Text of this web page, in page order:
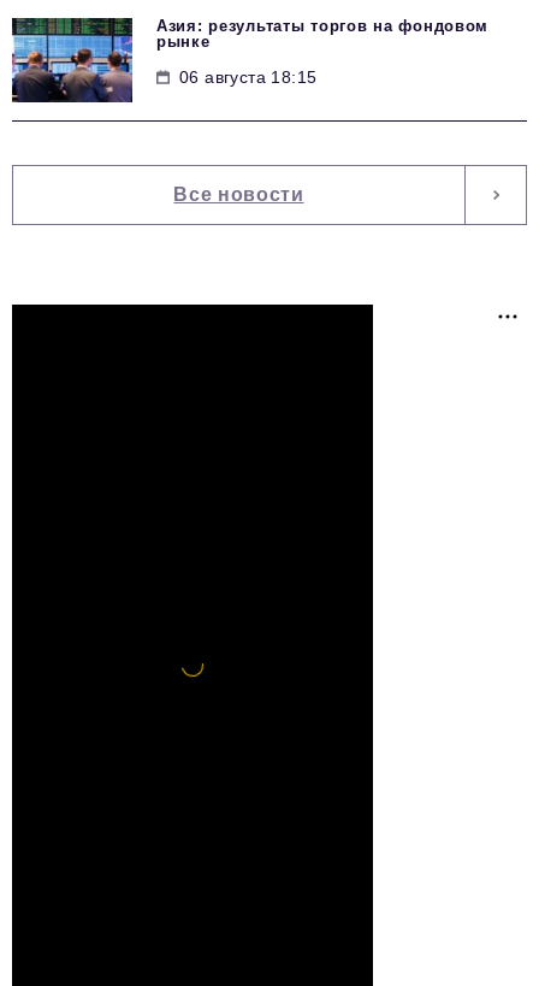
Азия: результаты торгов на фондовом
рынке
06 августа 18:15
Все новости